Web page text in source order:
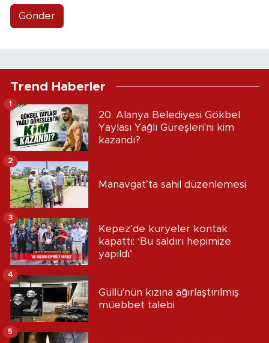
Gönder
Trend Haberler
20. Alanya Belediyesi Gökbel
Yaylası Yağlı Güreşleri'ni kim
kazandı?
1
Manavgat’ta sahil düzenlemesi
2
Kepez’de kuryeler kontak
kapattı: ‘Bu saldırı hepimize
yapıldı’
3
Güllü'nün kızına ağırlaştırılmış
müebbet talebi
4
5